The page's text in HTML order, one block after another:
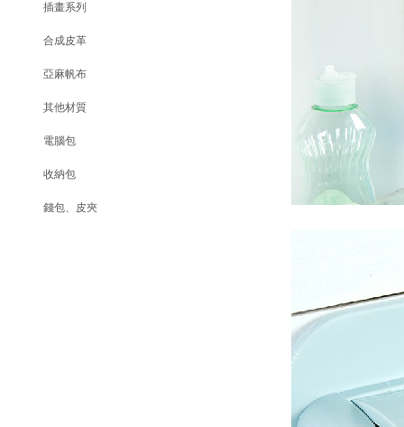
插畫系列
合成皮革
亞麻帆布
其他材質
電腦包
收納包
錢包、皮夾